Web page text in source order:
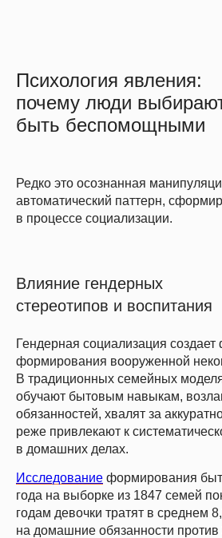
Психология явления:
почему люди
быть беспомощными
Редко это осознанная
автоматический паттерн,
в процессе социализации.
Влияние гендерных
стереотипов и воспитания
Гендерная социализация
формирования вооруженной
В традиционных семейных
обучают бытовым навыкам,
обязанностей, хвалят за
реже привлекают к
в домашних делах.
Исследование формирования
года на выборке из 1847 семей
годам девочки тратят в среднем
на домашние обязанности против